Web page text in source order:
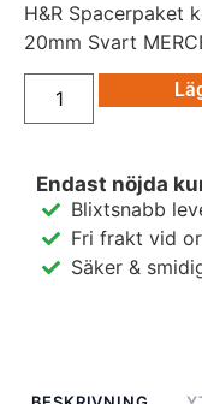
H&R Spacerpaket
20mm Svart
Endast nöjda
Blixtsnabb
Fri frakt vid
Säker &